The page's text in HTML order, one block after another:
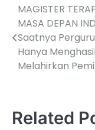
Navigasi
pos
MAGISTER
MASA DEPAN
Saatnya
Hanya
Melahirkan
Related